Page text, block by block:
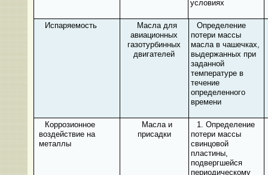
условиях
Испаряемость
Масла для
авиационных
газотурбинных
двигателей
Определение
потери массы
масла в чашечках,
выдержанных при
заданной
температуре в
течение
определенного
времени
Коррозионное
воздействие на
металлы
Масла и
присадки
1. Определение
потери массы
свинцовой
пластины,
подвергшейся
периодическому